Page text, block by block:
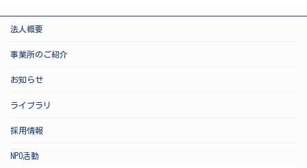
法人概要
事業所のご紹介
お知らせ
ライブラリ
採用情報
NPO活動